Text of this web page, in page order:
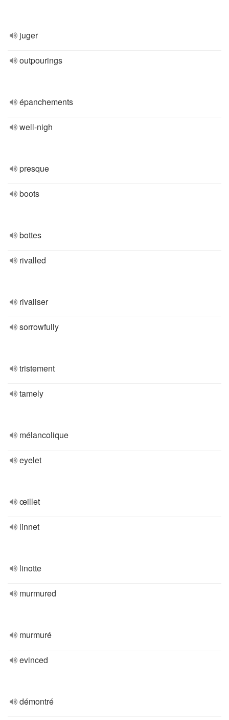
juger
outpourings
épanchements
well-nigh
presque
boots
bottes
rivalled
rivaliser
sorrowfully
tristement
tamely
mélancolique
eyelet
œillet
linnet
linotte
murmured
murmuré
evinced
démontré